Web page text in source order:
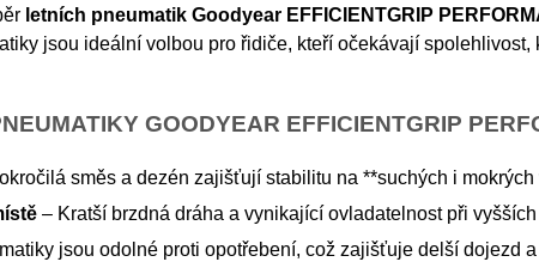
letních pneumatik Goodyear EFFICIENTGRIP
jsou ideální volbou pro řidiče, kteří očekávají
GOODYEAR EFFICIENTGRIP
směs a dezén zajišťují stabilitu na **suchých i mokrých
– Kratší brzdná dráha a vynikající ovladatelnost při
jsou odolné proti opotřebení, což zajišťuje delší dojezd